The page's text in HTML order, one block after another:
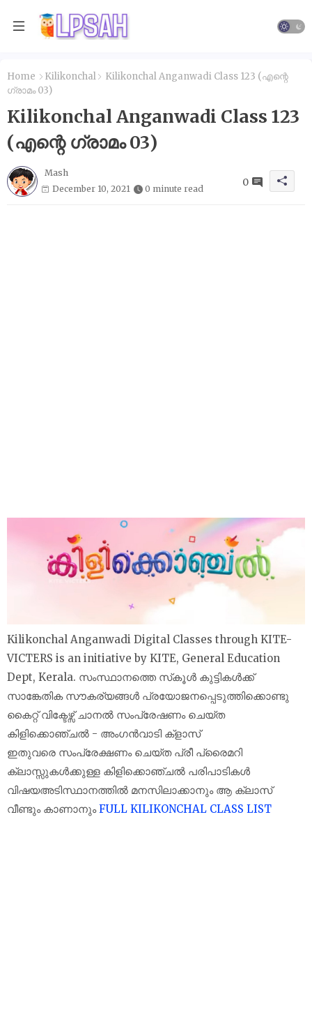
Home Kilikonchal
Kilikonchal Anganwadi Class 123 (എന്റെ
ഗ്രാമം 03)
Kilikonchal Anganwadi Class 123
(എന്റെ ഗ്രാമം 03)
Mash
December 10, 2021
0 minute read
0
Kilikonchal Anganwadi Digital Classes through KITE-
VICTERS is an initiative by KITE, General Education
Dept, Kerala. സംസ്ഥാനത്തെ സ്‌കൂൾ കുട്ടികൾക്ക്
സാങ്കേതിക സൗകര്യങ്ങൾ പ്രയോജനപ്പെടുത്തിക്കൊണ്ടു
കൈറ്റ് വിക്ടേഴ്സ് ചാനല്‍ സംപ്രേഷണം ചെയ്ത
കിളിക്കൊഞ്ചൽ - അംഗൻവാടി ക്‌ളാസ്‌
ഇതുവരെ സംപ്രേക്ഷണം ചെയ്ത പ്രീ പ്രൈമറി
ക്ലാസ്സുകൾക്കുള്ള കിളിക്കൊഞ്ചൽ പരിപാടികൾ
വിഷയഅടിസ്ഥാനത്തിൽ മനസിലാക്കാനും ആ ക്ലാസ്
വീണ്ടും കാണാനുംFULL KILIKONCHAL CLASS LIST